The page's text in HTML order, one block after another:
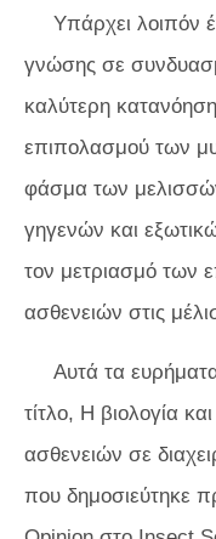
Υπάρχει λοιπόν
γνώσης σε
καλύτερη κατανόηση
επιπολασμού των
φάσμα των
γηγενών και
τον μετριασμό των
ασθενειών στις
Αυτά τα
τίτλο, Η βιολογία
ασθενειών σε
που δημοσιεύτηκε